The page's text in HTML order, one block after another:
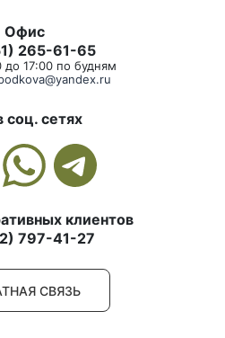
Офис
265-61-65
17:00 по будням
сетях
клиентов
797-41-27
СВЯЗЬ